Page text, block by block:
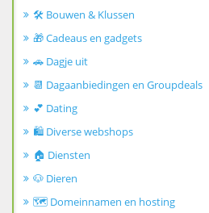
🛠️ Bouwen & Klussen
🎁 Cadeaus en gadgets
🚗 Dagje uit
📆 Dagaanbiedingen en Groupdeals
💕 Dating
🛍️ Diverse webshops
🏠 Diensten
🐶 Dieren
🗺️ Domeinnamen en hosting